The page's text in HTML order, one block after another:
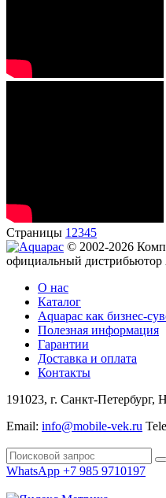
Страницы 1 2345
© 2002-2026
официальный
О нас
Каталог
Aquapac как бизнес-
Полезная информация
Гарантии
Доставка и оплата
Контакты
191023, г. Санкт-
Email: info@mobile-vek.ru
WhatsApp +7 985 9710197